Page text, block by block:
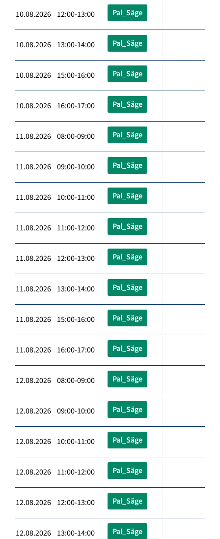
10.08.2026 12:00-13:00 Pal_Säge
10.08.2026 13:00-14:00 Pal_Säge
10.08.2026 15:00-16:00 Pal_Säge
10.08.2026 16:00-17:00 Pal_Säge
11.08.2026 08:00-09:00 Pal_Säge
11.08.2026 09:00-10:00 Pal_Säge
11.08.2026 10:00-11:00 Pal_Säge
11.08.2026 11:00-12:00 Pal_Säge
11.08.2026 12:00-13:00 Pal_Säge
11.08.2026 13:00-14:00 Pal_Säge
11.08.2026 15:00-16:00 Pal_Säge
11.08.2026 16:00-17:00 Pal_Säge
12.08.2026 08:00-09:00 Pal_Säge
12.08.2026 09:00-10:00 Pal_Säge
12.08.2026 10:00-11:00 Pal_Säge
12.08.2026 11:00-12:00 Pal_Säge
12.08.2026 12:00-13:00 Pal_Säge
12.08.2026 13:00-14:00 Pal_Säge